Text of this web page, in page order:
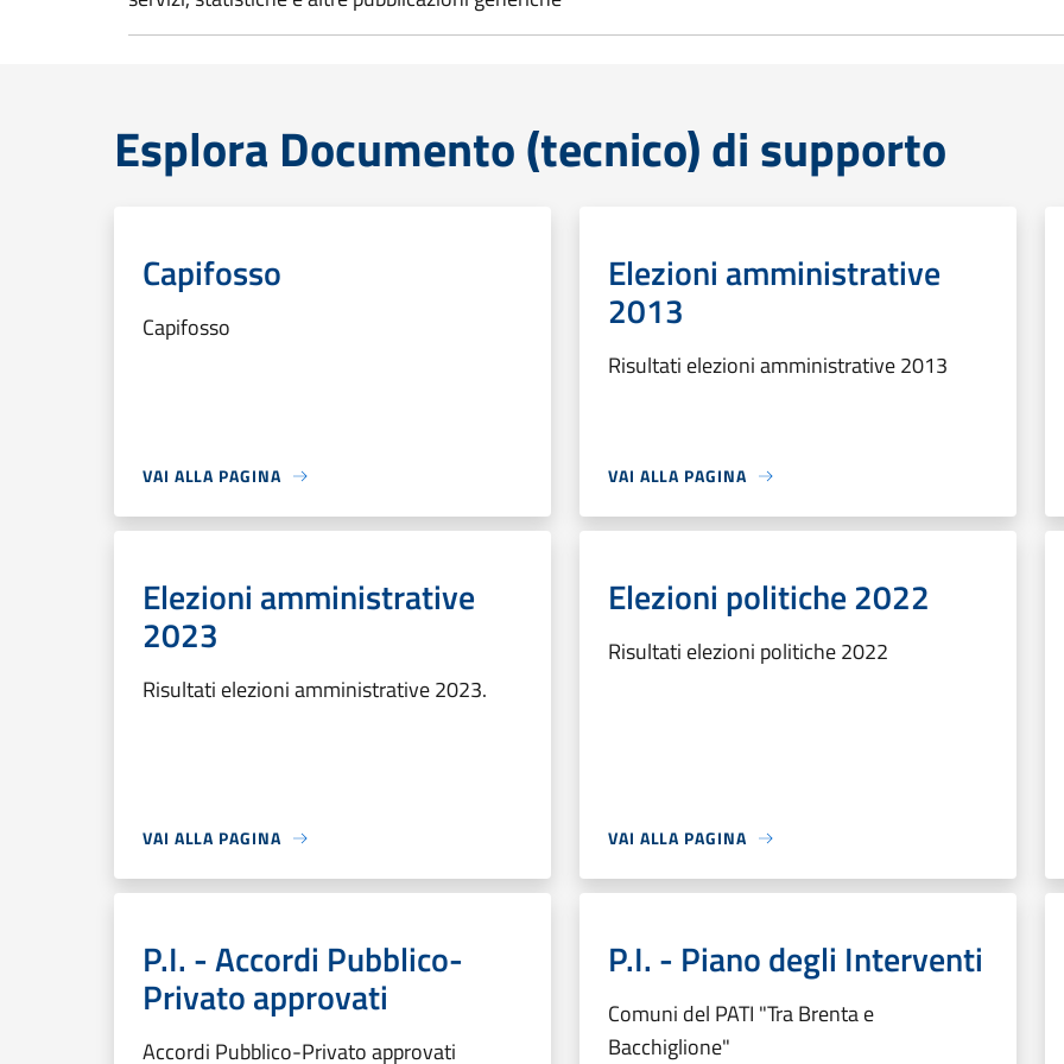
Esplora Documento (tecnico) di supporto
Capifosso
Capifosso
VAI ALLA PAGINA
Elezioni amministrative
2013
Risultati elezioni amministrative 2013
VAI ALLA PAGINA
Elezioni amministrative
2023
Risultati elezioni amministrative 2023.
VAI ALLA PAGINA
Elezioni politiche 2022
Risultati elezioni politiche 2022
VAI ALLA PAGINA
P.I. - Accordi Pubblico-
Privato approvati
Accordi Pubblico-Privato approvati
P.I. - Piano degli Interventi
Comuni del PATI "Tra Brenta e
Bacchiglione"